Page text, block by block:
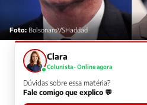
Foto: BolsonaroVSHaddad
Clara
Colunista · Online agora
Dúvidas sobre essa matéria?
Fale comigo que explico 💬